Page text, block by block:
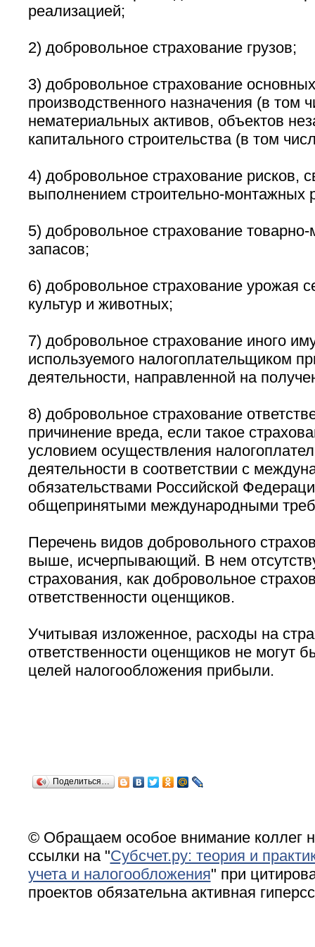
реализацией;
2) добровольное страхование грузов;
3) добровольное страхование
производственного назначения (в том
нематериальных активов, объектов
капитального строительства (в том
4) добровольное страхование рисков,
выполнением строительно-монтажных
5) добровольное страхование
запасов;
6) добровольное страхование урожая
культур и животных;
7) добровольное страхование иного
используемого налогоплательщиком
деятельности, направленной на
8) добровольное страхование
причинение вреда, если такое
условием осуществления
деятельности в соответствии с
обязательствами Российской
общепринятыми международными
Перечень видов добровольного
выше, исчерпывающий. В нем
страхования, как добровольное
ответственности оценщиков.
Учитывая изложенное, расходы на
ответственности оценщиков не могут
целей налогообложения прибыли.
Поделиться…
© Обращаем особое внимание коллег
ссылки на "Субсчет.ру: теория и
учета и налогообложения" при
проектов обязательна активная